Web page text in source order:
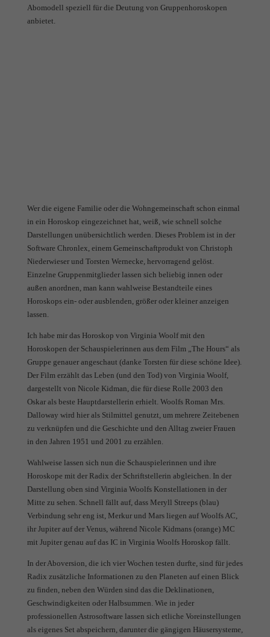
Abomodell speziell für die Deutung von Gruppenhoroskopen
anbietet.
Wer die eigene Familie oder die Wohngemeinschaft schon einmal
in ein Horoskop eingezeichnet hat, weiß, wie schnell solche
Darstellungen unübersichtlich werden. Dieses Problem ist in der
Software Chronlex, einem Gemeinschaftprodukt von Christoph
Niederwieser und Torsten Wernecke, hervorragend gelöst.
Einzelne Gruppenmitglieder lassen sich beliebig innen oder
außen anordnen, man kann wahlweise Bestandteile eines
Horoskops ein- oder ausblenden, größer oder kleiner anzeigen
lassen.
Ich habe mir das Horoskop von Virginia Woolf mit den
Horoskopen der Schauspielerinnen aus dem Film „The Hours“ als
Gruppe genauer angeschaut (danke Torsten für diese schöne Idee).
Der Film erzählt das Leben (und den Tod) von Virginia Woolf,
dargestellt von Nicole Kidman, die für diese Rolle 2003 den
Oskar als beste Hauptdarstellerin erhielt. Woolfs Roman Mrs.
Dalloway wird hier als Stilmittel genutzt, um mehrere Zeitebenen
zu verknüpfen und die Geschichte und den Alltag zweier Frauen
in den Jahren 1951 und 2001 zu erzählen.
Wahlweise lassen sich nun die Schauspielerinnen und ihre
Horoskope mit der Radix der Schriftstellerin abgleichen. In der
Darstellung oben sind Virginia Woolfs Konstellationen in der
Mitte zu sehen. Schnell fällt auf, dass Meryll Streeps (blau)
Verbindung sehr eng ist, Merkur und Mars liegen auf Woolfs AC,
ihr Jupiter auf der Venus, während Nicole Kidmans (orange) MC
mit Jupiter genau auf das IC in Virginia Woolfs Horoskop fällt.
In der Aboversion, die ich vier Wochen testen durfte, sind für jedes
Radix zusätzliche Informationen zu den Planeten auf einen Blick
zu finden, neben den Würden sind das die Deklinationen,
Geschwindigkeiten oder Halbsummen. Wie in jeder
professionellen Astrosoftware lassen sich etliche Voreinstellungen
als eigenes Set abspeichern, darunter die gängigen Häusersysteme,